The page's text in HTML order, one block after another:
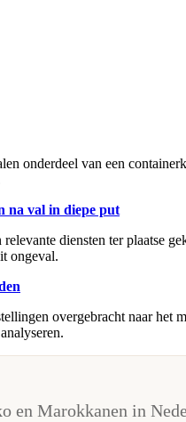
onderdeel van een
na val in diepe put
diensten ter plaatse
ongeval.
overgebracht naar
en Marokkanen in